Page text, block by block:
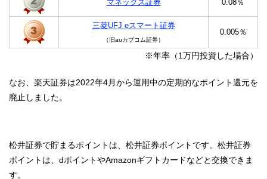
マネックス証券 0.08％
三菱UFJ eスマート証券
（旧auカブコム証券）
0.005％
※年率（1万円投資した場合）
なお、楽天証券は2022年4月から運用中の定期的なポイント還元を
廃止しました。
松井証券で貯まるポイントは、松井証券ポイントです。松井証券
ポイントは、dポイントやAmazonギフトカードなどと交換できま
す。